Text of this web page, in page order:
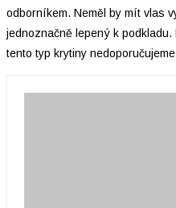
odborníkem. Neměl by mít vlas
jednoznačně lepený k
tento typ krytiny